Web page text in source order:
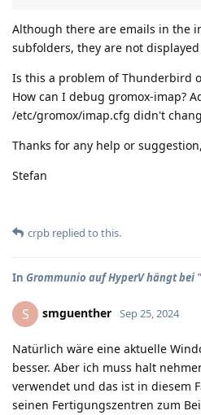
Although there are emails in the
subfolders, they are not
Is this a problem of Thunderbird
How can I debug gromox-imap?
/etc/gromox/imap.cfg didn't
Thanks for any help or suggestion,
Stefan
crpb replied to this.
In Grommunio auf HyperV hängt
S smguenther Sep 25, 2024
Natürlich wäre eine aktuelle
besser. Aber ich muss halt
verwendet und das ist in diesem
seinen Fertigungszentren zum